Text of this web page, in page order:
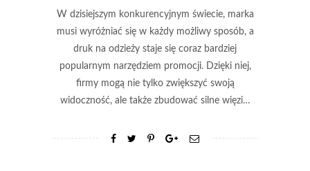
W dzisiejszym konkurencyjnym świecie, marka
musi wyróżniać się w każdy możliwy sposób, a
druk na odzieży staje się coraz bardziej
popularnym narzędziem promocji. Dzięki niej,
firmy mogą nie tylko zwiększyć swoją
widoczność, ale także zbudować silne więzi…